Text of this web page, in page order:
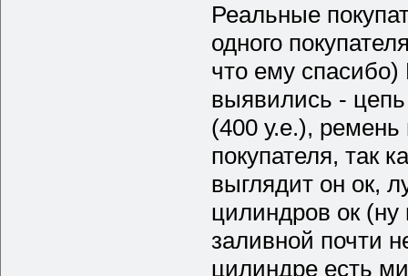
Реальные
одного
что ему спасибо)
выявились -
(400 у.е.),
покупателя, так
выглядит он ок,
цилиндров ок
заливной почти
цилиндре есть